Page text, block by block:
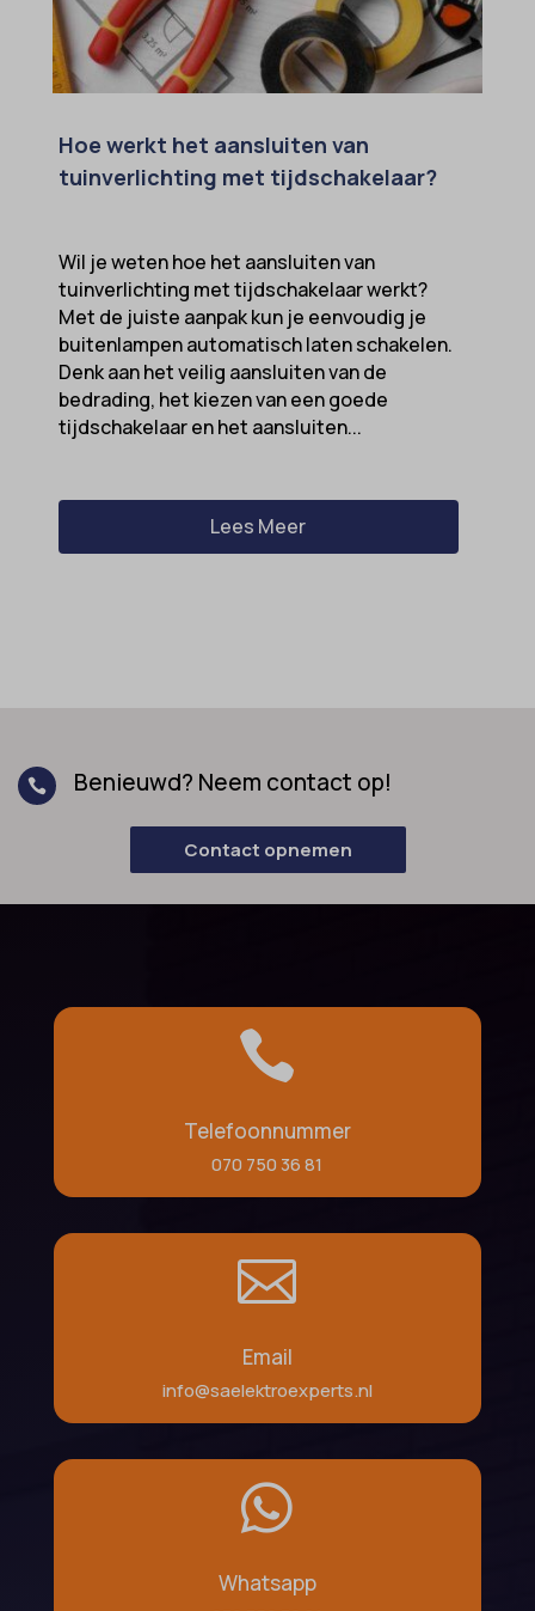
Hoe werkt het aansluiten van
tuinverlichting met tijdschakelaar?
Wil je weten hoe het aansluiten van
tuinverlichting met tijdschakelaar werkt?
Met de juiste aanpak kun je eenvoudig je
buitenlampen automatisch laten schakelen.
Denk aan het veilig aansluiten van de
bedrading, het kiezen van een goede
tijdschakelaar en het aansluiten...
Lees Meer
 Benieuwd? Neem contact op!
Contact opnemen

Telefoonnummer
070 750 36 81

Email
info@saelektroexperts.nl

Whatsapp